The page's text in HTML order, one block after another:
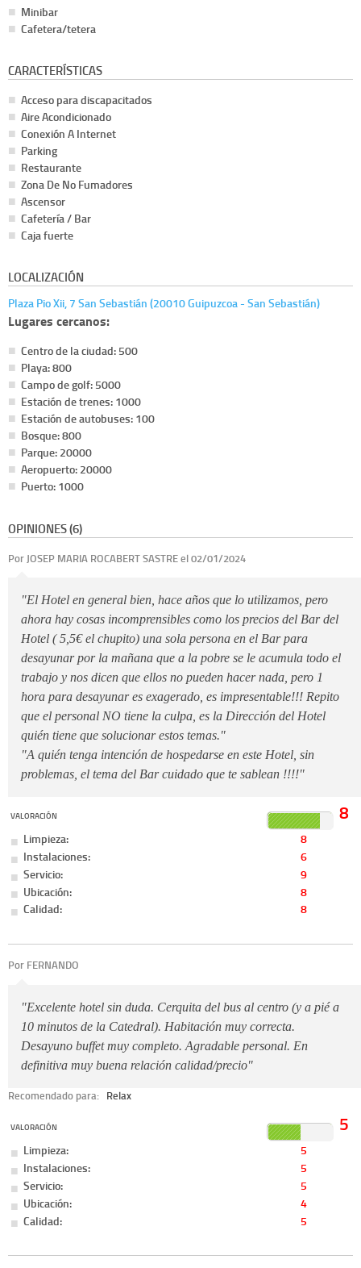
Minibar
Cafetera/tetera
CARACTERÍSTICAS
Acceso para discapacitados
Aire Acondicionado
Conexión A Internet
Parking
Restaurante
Zona De No Fumadores
Ascensor
Cafetería / Bar
Caja fuerte
LOCALIZACIÓN
Plaza Pio Xii, 7 San Sebastián (20010 Guipuzcoa - San Sebastián)
Lugares cercanos:
Centro de la ciudad: 500
Playa: 800
Campo de golf: 5000
Estación de trenes: 1000
Estación de autobuses: 100
Bosque: 800
Parque: 20000
Aeropuerto: 20000
Puerto: 1000
OPINIONES (6)
Por JOSEP MARIA ROCABERT SASTRE el 02/01/2024
"El Hotel en general bien, hace años que lo utilizamos, pero
ahora hay cosas incomprensibles como los precios del Bar del
Hotel ( 5,5€ el chupito) una sola persona en el Bar para
desayunar por la mañana que a la pobre se le acumula todo el
trabajo y nos dicen que ellos no pueden hacer nada, pero 1
hora para desayunar es exagerado, es impresentable!!! Repito
que el personal NO tiene la culpa, es la Dirección del Hotel
quién tiene que solucionar estos temas."
"A quién tenga intención de hospedarse en este Hotel, sin
problemas, el tema del Bar cuidado que te sablean !!!!"
VALORACIÓN 8
Limpieza:
8
Instalaciones:
6
Servicio:
9
Ubicación:
8
Calidad:
8
Por FERNANDO
"Excelente hotel sin duda. Cerquita del bus al centro (y a pié a
10 minutos de la Catedral). Habitación muy correcta.
Desayuno buffet muy completo. Agradable personal. En
definitiva muy buena relación calidad/precio"
Recomendado para: Relax
VALORACIÓN 5
Limpieza:
5
Instalaciones:
5
Servicio:
5
Ubicación:
4
Calidad:
5